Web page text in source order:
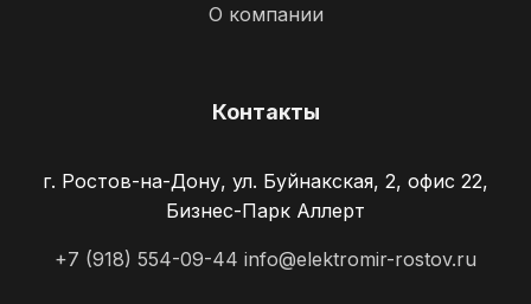
О компании
Контакты
г. Ростов-на-Дону, ул. Буйнакская, 2, офис 22,
Бизнес-Парк Аллерт
+7 (918) 554-09-44 info@elektromir-rostov.ru